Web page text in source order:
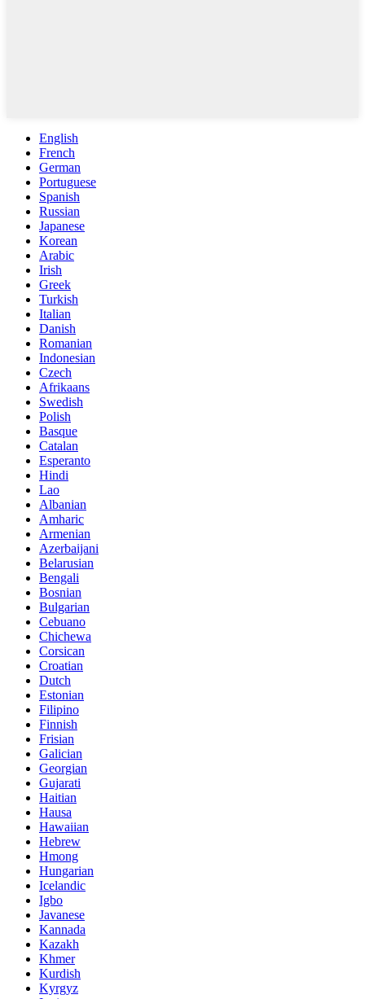
English
French
German
Portuguese
Spanish
Russian
Japanese
Korean
Arabic
Irish
Greek
Turkish
Italian
Danish
Romanian
Indonesian
Czech
Afrikaans
Swedish
Polish
Basque
Catalan
Esperanto
Hindi
Lao
Albanian
Amharic
Armenian
Azerbaijani
Belarusian
Bengali
Bosnian
Bulgarian
Cebuano
Chichewa
Corsican
Croatian
Dutch
Estonian
Filipino
Finnish
Frisian
Galician
Georgian
Gujarati
Haitian
Hausa
Hawaiian
Hebrew
Hmong
Hungarian
Icelandic
Igbo
Javanese
Kannada
Kazakh
Khmer
Kurdish
Kyrgyz